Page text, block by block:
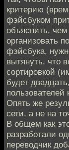
критерию
фэйсбуком
объяснить,
организовать
фэйсбука,
вытянуть, что
сортировкой
будет
пользователей
Опять же
сети, а не на
В общем как
разработали
переводчик